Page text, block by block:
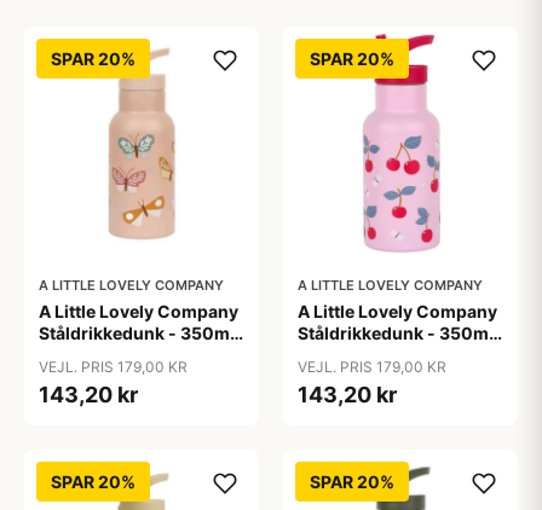
SPAR 20%
A LITTLE LOVELY COMPANY
A Little Lovely Company
Ståldrikkedunk - 350ml
VEJL. PRIS 179,00 KR
143,20 kr
SPAR 20%
A LITTLE LOVELY COMPANY
A Little Lovely Company
Ståldrikkedunk - 350ml
VEJL. PRIS 179,00 KR
143,20 kr
SPAR 20% SPAR 20%